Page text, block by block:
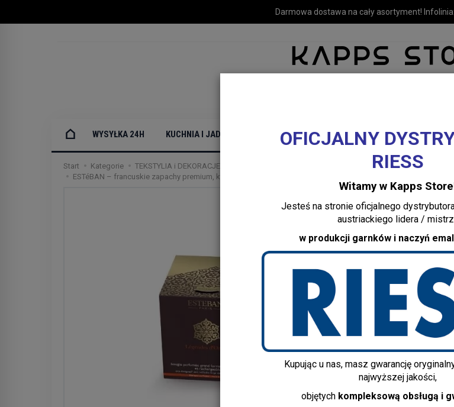
Darmowa dostawa na cały asortyment! Infolinia:
OFICJALNY
RIESS
Witamy w Kapps
Jesteś na stronie oficjalnego
austriackiego lidera /
w produkcji garnków i naczyń
Kupując u nas, masz gwarancję
najwyższej jakości,
objętych kompleksową obsługą i
WYSYŁKA 24H KUCHNIA I JADALNIA MEBLE LUSTRA I OŚWIETLENIE
Start Kategorie TEKSTYLIA i DEKORACJE DOMOWE
Zdrowe świece zapachowe PREMIUM
ESTéBAN – francuskie zapachy premium, które zmieniają wnętrze w elegancki, harmonijny dom.
ES-
Dodaj
BTR_LEG-
Producent:
Dostępność:
Zapytaj
Dostawa
+48 22